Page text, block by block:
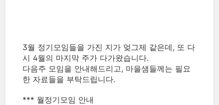
3월 정기모임들을 가진 지가 엊그제 같은데, 또 다
시 4월의 마지막 주가 다가왔습니다.
다음주 모임을 안내해드리고, 마을샘들께는 필요
한 자료들을 부탁드립니다.
*** 월정기모임 안내